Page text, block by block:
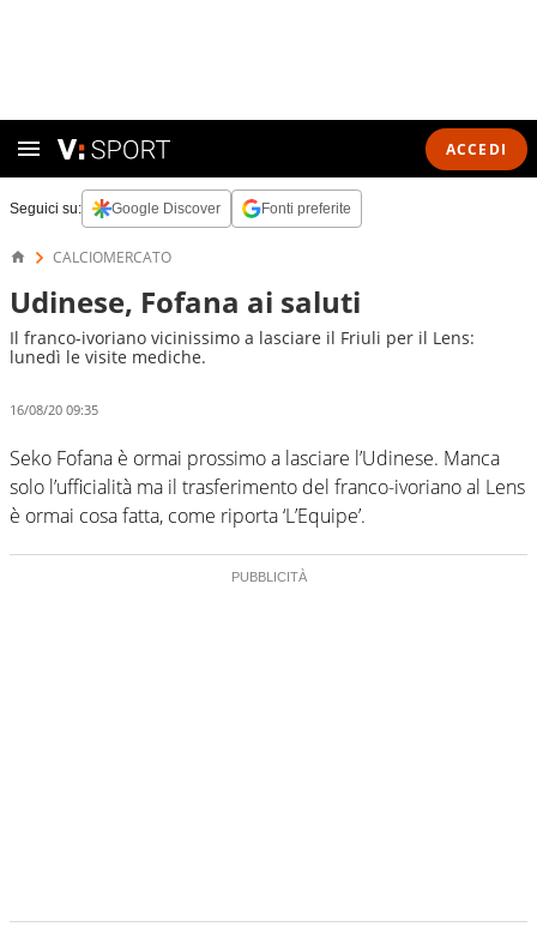
ACCEDI
Seguici su: Google Discover Fonti preferite
CALCIOMERCATO
Udinese, Fofana ai saluti
Il franco-ivoriano vicinissimo a lasciare il Friuli per il Lens:
lunedì le visite mediche.
16/08/20 09:35
Seko Fofana è ormai prossimo a lasciare l’Udinese. Manca
solo l’ufficialità ma il trasferimento del franco-ivoriano al Lens
è ormai cosa fatta, come riporta ‘L’Equipe’.